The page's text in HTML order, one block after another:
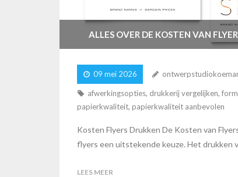
ALLES OVER DE KOSTEN VAN
09 mei 2026
afwerkingsopties, drukkerij vergelijken,
papierkwaliteit, papierkwaliteit aanbevolen
Kosten Flyers Drukken De Kosten van
flyers een uitstekende keuze. Het drukken
LEES MEER